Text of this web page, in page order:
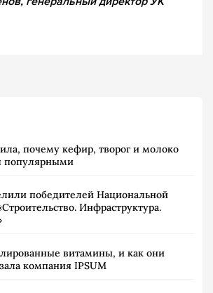
почему кефир, творог и молоко
популярными
победителей Национальной
Инфраструктура.
витамины, и как они
компания IPSUM